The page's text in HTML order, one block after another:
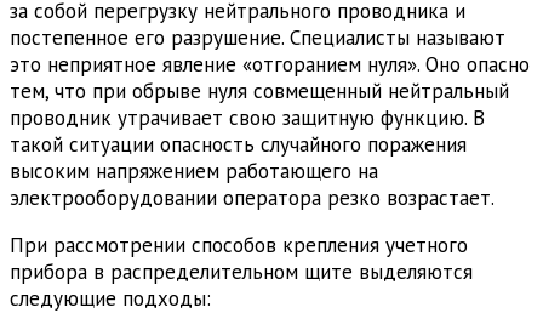
за собой перегрузку нейтрального проводника и
постепенное его разрушение. Специалисты называют
это неприятное явление «отгоранием нуля». Оно опасно
тем, что при обрыве нуля совмещенный нейтральный
проводник утрачивает свою защитную функцию. В
такой ситуации опасность случайного поражения
высоким напряжением работающего на
электрооборудовании оператора резко возрастает.
При рассмотрении способов крепления учетного
прибора в распределительном щите выделяются
следующие подходы: